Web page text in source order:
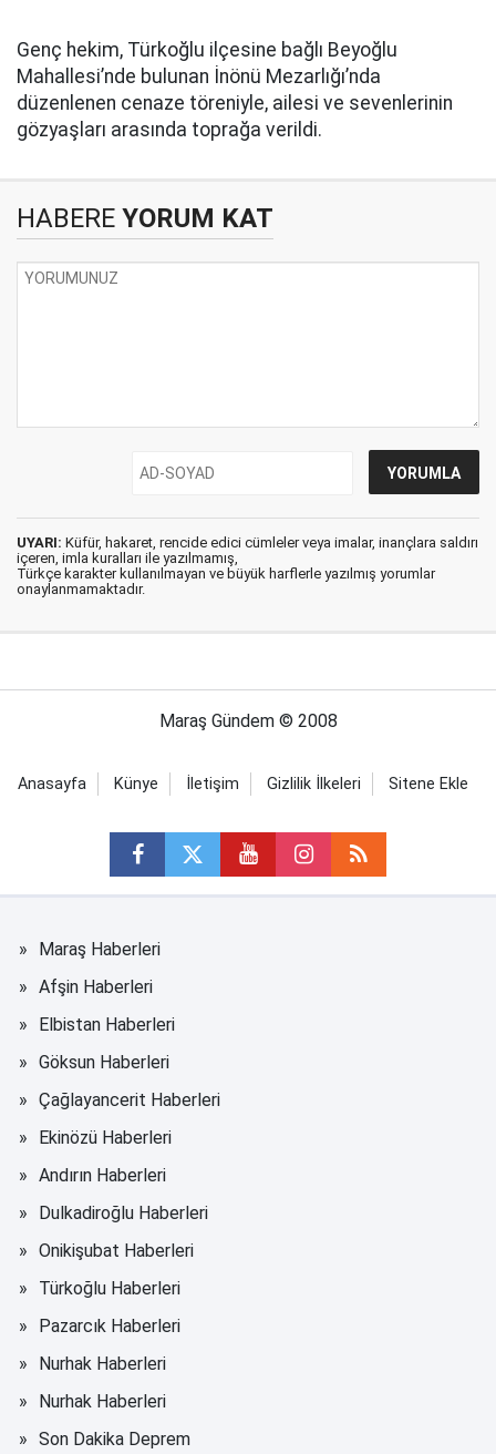
Genç hekim, Türkoğlu ilçesine bağlı Beyoğlu
Mahallesi’nde bulunan İnönü Mezarlığı’nda
düzenlenen cenaze töreniyle, ailesi ve sevenlerinin
gözyaşları arasında toprağa verildi.
HABERE YORUM KAT
UYARI: Küfür, hakaret, rencide edici cümleler veya imalar, inançlara saldırı
içeren, imla kuralları ile yazılmamış,
Türkçe karakter kullanılmayan ve büyük harflerle yazılmış yorumlar
onaylanmamaktadır.
Maraş Gündem © 2008
Anasayfa Künye İletişim Gizlilik İlkeleri Sitene Ekle
Maraş Haberleri
Afşin Haberleri
Elbistan Haberleri
Göksun Haberleri
Çağlayancerit Haberleri
Ekinözü Haberleri
Andırın Haberleri
Dulkadiroğlu Haberleri
Onikişubat Haberleri
Türkoğlu Haberleri
Pazarcık Haberleri
Nurhak Haberleri
Nurhak Haberleri
Son Dakika Deprem